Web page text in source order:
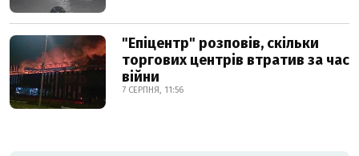
"Епіцентр" розповів, скільки
торгових центрів втратив за час
війни
7 СЕРПНЯ, 11:56